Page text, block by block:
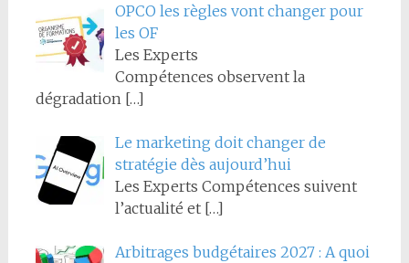
OPCO les règles vont changer pour
les OF
Les Experts
Compétences observent la
dégradation […]
Le marketing doit changer de
stratégie dès aujourd’hui
Les Experts Compétences suivent
l’actualité et […]
Arbitrages budgétaires 2027 : A quoi